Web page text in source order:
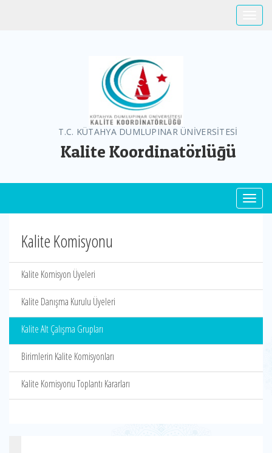
T.C. KÜTAHYA DUMLUPINAR ÜNİVERSİTESİ
Kalite Koordinatörlüğü
Kalite Komisyonu
Kalite Komisyon Üyeleri
Kalite Danışma Kurulu Üyeleri
Kalite Alt Çalışma Grupları
Birimlerin Kalite Komisyonları
Kalite Komisyonu Toplantı Kararları